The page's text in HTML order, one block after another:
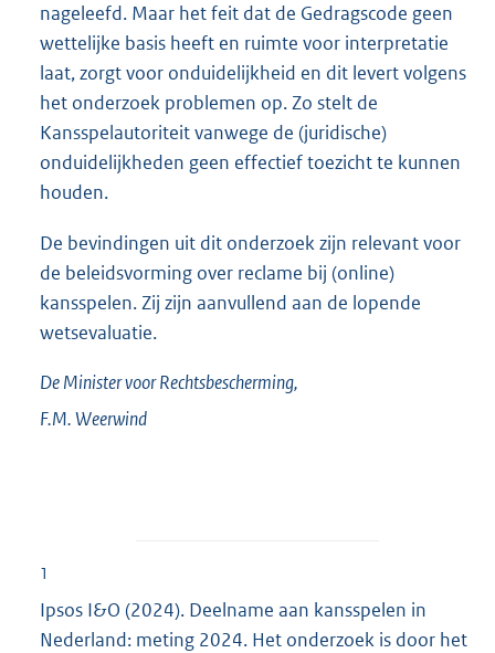
nageleefd. Maar het feit dat de Gedragscode geen
wettelijke basis heeft en ruimte voor interpretatie
laat, zorgt voor onduidelijkheid en dit levert volgens
het onderzoek problemen op. Zo stelt de
Kansspelautoriteit vanwege de (juridische)
onduidelijkheden geen effectief toezicht te kunnen
houden.
De bevindingen uit dit onderzoek zijn relevant voor
de beleidsvorming over reclame bij (online)
kansspelen. Zij zijn aanvullend aan de lopende
wetsevaluatie.
De Minister voor Rechtsbescherming,
F.M.Weerwind
1
Ipsos I&O (2024). Deelname aan kansspelen in
Nederland: meting 2024. Het onderzoek is door het